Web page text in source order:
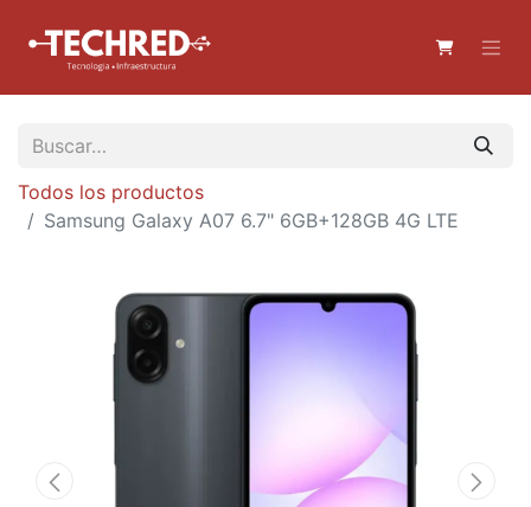
Todos los productos
Samsung Galaxy A07 6.7" 6GB+128GB 4G LTE